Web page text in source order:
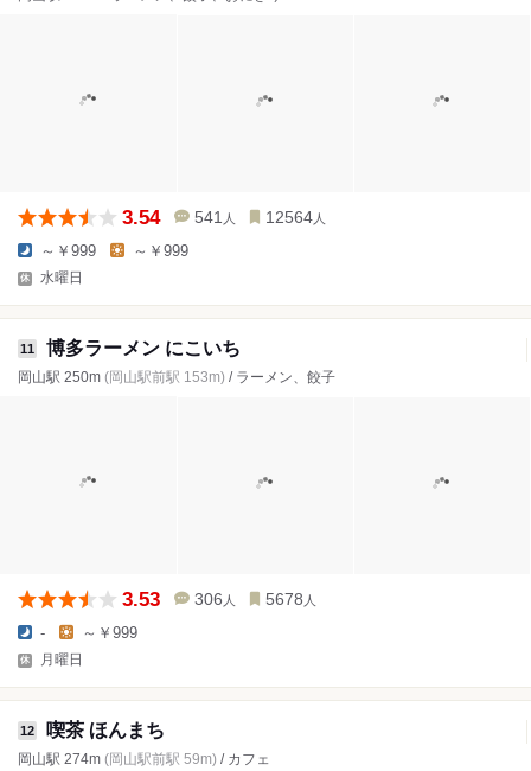
3.54 541 人 12564 人
～￥999 ～￥999
水曜日
11 博多ラーメン にこいち
岡山駅 250m (岡山駅前駅 153m) / ラーメン、餃子
3.53 306 人 5678 人
- ～￥999
月曜日
12 喫茶 ほんまち
岡山駅 274m (岡山駅前駅 59m) / カフェ